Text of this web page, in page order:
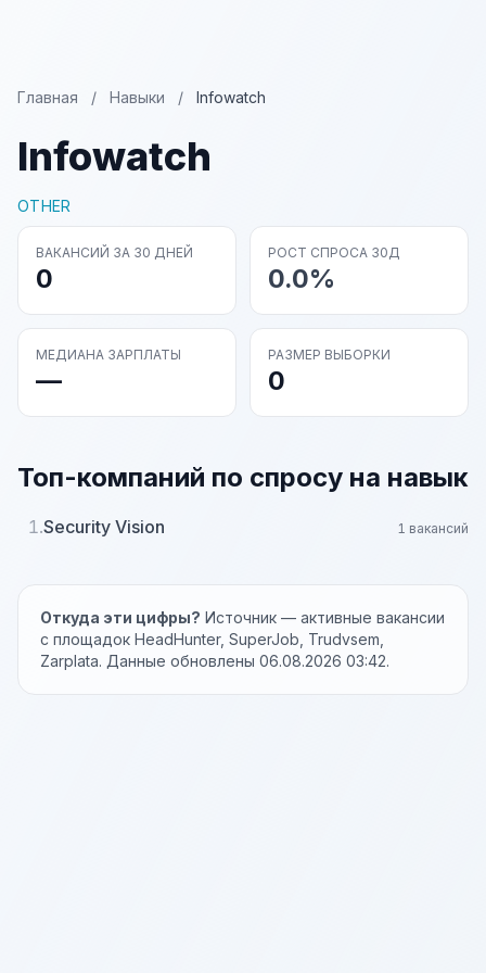
Главная / Навыки / Infowatch
Infowatch
OTHER
ВАКАНСИЙ ЗА 30 ДНЕЙ
0
РОСТ СПРОСА 30Д
0.0%
МЕДИАНА ЗАРПЛАТЫ
—
РАЗМЕР ВЫБОРКИ
0
Топ-компаний по спросу на навык
1.Security Vision 1 вакансий
Откуда эти цифры? Источник — активные вакансии
с площадок HeadHunter, SuperJob, Trudvsem,
Zarplata. Данные обновлены 06.08.2026 03:42.